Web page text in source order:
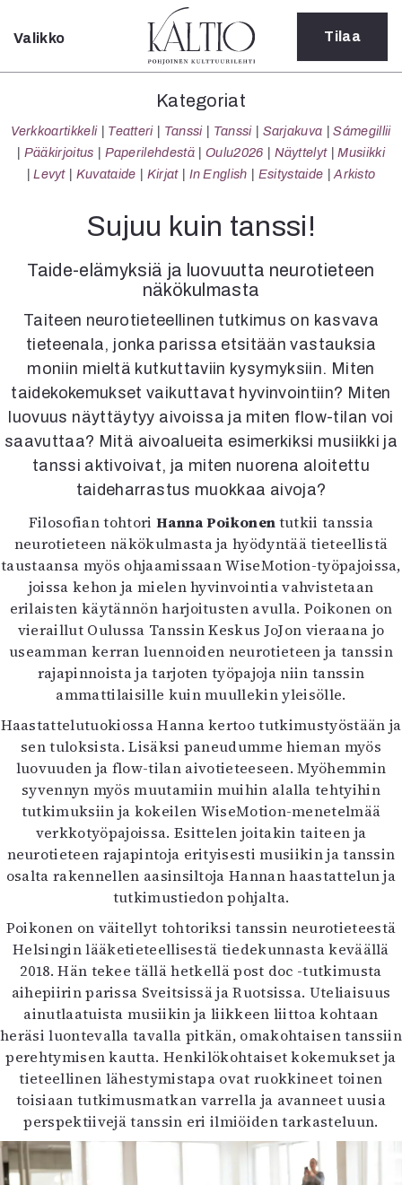
Sulje
Kategoriat
Verkkoartikkeli
Teatteri
Tanssi
Sarjakuva
Sámegillii
Pääkirjoitus
Paperilehdestä
Oulu2026
Näyttelyt
Musiikki
Levyt
Kuvataide
Kirjat
In English
Esitystaide
Arkisto
Lehdet
4/2026
2–3/2026
1/2026
6/2025
5/2025 saame
5/2025
Lehtiarkisto
Info
Tilaus ja irtonumerot
Yhteistyössä
Toimitus
Mediatiedot
Kaltio ry
Valikko Tilaa
Kategoriat
Verkkoartikkeli Teatteri Tanssi Tanssi Sarjakuva
Sámegillii
Pääkirjoitus
Paperilehdestä Oulu2026 Näyttelyt
Musiikki
Levyt
Kuvataide Kirjat In English Esitystaide Arkisto
Sujuu kuin tanssi!
Taide-elämyksiä ja luovuutta neurotieteen
näkökulmasta
Taiteen neurotieteellinen tutkimus on kasvava
tieteenala, jonka parissa etsitään vastauksia
moniin mieltä kutkuttaviin kysymyksiin. Miten
taidekokemukset vaikuttavat hyvinvointiin? Miten
luovuus näyttäytyy aivoissa ja miten flow-tilan voi
saavuttaa? Mitä aivoalueita esimerkiksi musiikki ja
tanssi aktivoivat, ja miten nuorena aloitettu
taideharrastus muokkaa aivoja?
Filosofian tohtori Hanna Poikonentutkii tanssia
neurotieteen näkökulmasta ja hyödyntää tieteellistä
taustaansa myös ohjaamissaan WiseMotion-työpajoissa,
joissa kehon ja mielen hyvinvointia vahvistetaan
erilaisten käytännön harjoitusten avulla. Poikonen on
vieraillut Oulussa Tanssin Keskus JoJon vieraana jo
useamman kerran luennoiden neurotieteen ja tanssin
rajapinnoista ja tarjoten työpajoja niin tanssin
ammattilaisille kuin muullekin yleisölle.
Haastattelutuokiossa Hanna kertoo tutkimustyöstään ja
sen tuloksista. Lisäksi paneudumme hieman myös
luovuuden ja flow-tilan aivotieteeseen. Myöhemmin
syvennyn myös muutamiin muihin alalla tehtyihin
tutkimuksiin ja kokeilen WiseMotion-menetelmää
verkkotyöpajoissa. Esittelen joitakin taiteen ja
neurotieteen rajapintoja erityisesti musiikin ja tanssin
osalta rakennellen aasinsiltoja Hannan haastattelun ja
tutkimustiedon pohjalta.
Poikonen on väitellyt tohtoriksi tanssin neurotieteestä
Helsingin lääketieteellisestä tiedekunnasta keväällä
2018. Hän tekee tällä hetkellä post doc -tutkimusta
aihepiirin parissa Sveitsissä ja Ruotsissa. Uteliaisuus
ainutlaatuista musiikin ja liikkeen liittoa kohtaan
heräsi luontevalla tavalla pitkän, omakohtaisen tanssiin
perehtymisen kautta. Henkilökohtaiset kokemukset ja
tieteellinen lähestymistapa ovat ruokkineet toinen
toisiaan tutkimusmatkan varrella ja avanneet uusia
perspektiivejä tanssin eri ilmiöiden tarkasteluun.